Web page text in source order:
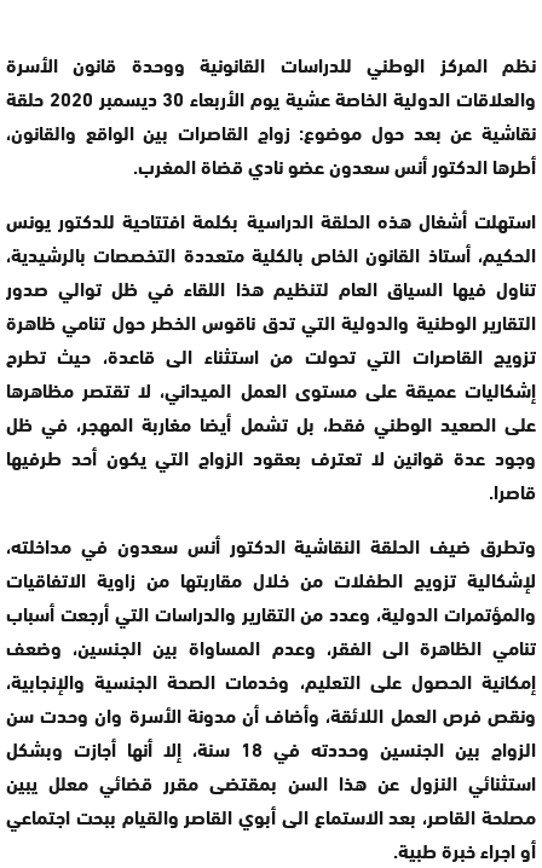
نظم المركز الوطني للدراسات القانونية ووحدة قانون الأسرة
والعلاقات الدولية الخاصة عشية يوم الأربعاء 30 ديسمبر 2020 حلقة
نقاشية عن بعد حول موضوع: زواج القاصرات بين الواقع والقانون،
أطرها الدكتور أنس سعدون عضو نادي قضاة المغرب.
استهلت أشغال هذه الحلقة الدراسية بكلمة افتتاحية للدكتور يونس
الحكيم، أستاذ القانون الخاص بالكلية متعددة التخصصات بالرشيدية،
تناول فيها السياق العام لتنظيم هذا اللقاء في ظل توالي صدور
التقارير الوطنية والدولية التي تدق ناقوس الخطر حول تنامي ظاهرة
تزويج القاصرات التي تحولت من استثناء الى قاعدة، حيث تطرح
إشكاليات عميقة على مستوى العمل الميداني، لا تقتصر مظاهرها
على الصعيد الوطني فقط، بل تشمل أيضا مغاربة المهجر، في ظل
وجود عدة قوانين لا تعترف بعقود الزواج التي يكون أحد طرفيها
قاصرا.
وتطرق ضيف الحلقة النقاشية الدكتور أنس سعدون في مداخلته،
لإشكالية تزويج الطفلات من خلال مقاربتها من زاوية الاتفاقيات
والمؤتمرات الدولية، وعدد من التقارير والدراسات التي أرجعت أسباب
تنامي الظاهرة الى الفقر، وعدم المساواة بين الجنسين، وضعف
إمكانية الحصول على التعليم، وخدمات الصحة الجنسية والإنجابية،
ونقص فرص العمل اللائقة، وأضاف أن مدونة الأسرة وان وحدت سن
الزواج بين الجنسين وحددته في 18 سنة، إلا أنها أجازت وبشكل
استثنائي النزول عن هذا السن بمقتضى مقرر قضائي معلل يبين
مصلحة القاصر، بعد الاستماع الى أبوي القاصر والقيام ببحت اجتماعي
أو اجراء خبرة طبية.